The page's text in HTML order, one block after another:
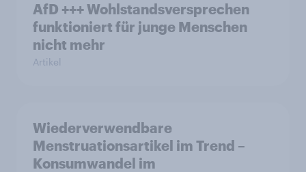
AfD +++ Wohlstandsversprechen
funktioniert für junge Menschen
nicht mehr
Artikel
Wiederverwendbare
Menstruationsartikel im Trend –
Konsumwandel im